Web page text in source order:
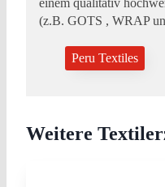
(z.B. GOTS , WRAP
Peru Textiles
Weitere